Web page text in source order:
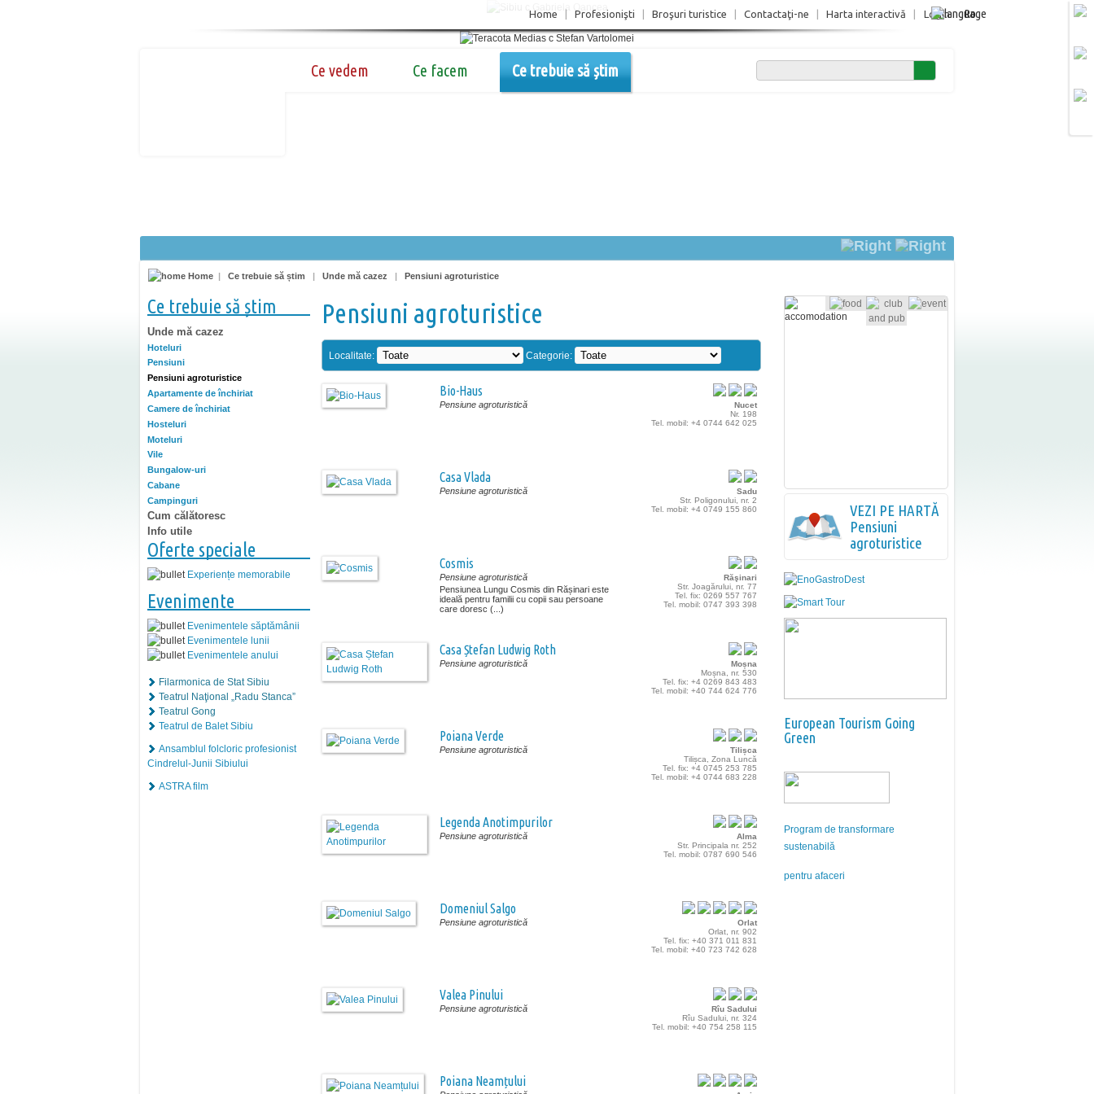
Login Ro
Home Profesionişti Broşuri turistice Contactaţi-ne Harta interactivă
Ce vedem Ce facem Ce trebuie să știm
Home | Ce trebuie să știm | Unde mă cazez | Pensiuni agroturistice
Ce trebuie să știm
Unde mă cazez
Hoteluri
Pensiuni
Pensiuni agroturistice
Apartamente de închiriat
Camere de închiriat
Hosteluri
Moteluri
Vile
Bungalow-uri
Cabane
Campinguri
Cum călătoresc
Info utile
Oferte speciale
Experiențe memorabile
Evenimente
Evenimentele săptămânii
Evenimentele lunii
Evenimentele anului
Filarmonica de Stat Sibiu
Teatrul Naţional „Radu Stanca”
Teatrul Gong
Teatrul de Balet Sibiu
Ansamblul folcloric profesionist
Cindrelul-Junii Sibiului
ASTRA film
Pensiuni agroturistice
Localitate: Categorie:
Bio-Haus
Nucet
Nr. 198
Tel. mobil: +4 0744 642 025
Pensiune agroturistică
Casa Vlada
Sadu
Str. Poligonului, nr. 2
Tel. mobil: +4 0749 155 860
Pensiune agroturistică
Cosmis
Răşinari
Str. Joagărului, nr. 77
Tel. fix: 0269 557 767
Tel. mobil: 0747 393 398
Pensiune agroturistică
Pensiunea Lungu Cosmis din Rășinari este
ideală pentru familii cu copii sau persoane
care doresc (...)
Casa Ștefan Ludwig Roth
Moșna
Moșna, nr. 530
Tel. fix: +4 0269 843 483
Tel. mobil: +40 744 624 776
Pensiune agroturistică
Poiana Verde
Tilișca
Tilișca, Zona Luncă
Tel. fix: +4 0745 253 785
Tel. mobil: +4 0744 683 228
Pensiune agroturistică
Legenda Anotimpurilor
Alma
Str. Principala nr. 252
Tel. mobil: 0787 690 546
Pensiune agroturistică
Domeniul Salgo
Orlat
Orlat, nr. 902
Tel. fix: +40 371 011 831
Tel. mobil: +40 723 742 628
Pensiune agroturistică
Valea Pinului
Rîu Sadului
Rîu Sadului, nr. 324
Tel. mobil: +40 754 258 115
Pensiune agroturistică
Poiana Neamțului
VEZI PE HARTĂ
Pensiuni
agroturistice
European Tourism Going
Green
Program de transformare
sustenabilă
pentru afaceri